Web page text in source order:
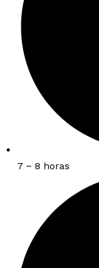
7 ~ 8 horas